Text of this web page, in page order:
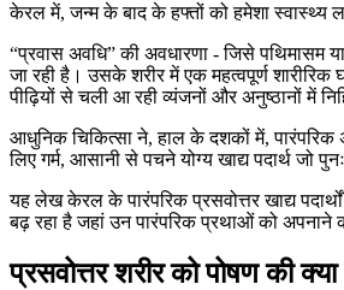
केरल में, जन्म के बाद के हफ्तों को हमेशा स्वास्थ्य
“प्रवास अवधि” की अवधारणा - जिसे पथिमासम
जा रही है। उसके शरीर में एक महत्वपूर्ण
पीढ़ियों से चली आ रही व्यंजनों और अनुष्ठानों में
आधुनिक चिकित्सा ने, हाल के दशकों में, पारंपरिक
लिए गर्म, आसानी से पचने योग्य खाद्य पदार्थ जो
यह लेख केरल के पारंपरिक प्रसवोत्तर खाद्य
बढ़ रहा है जहां उन पारंपरिक प्रथाओं को
प्रसवोत्तर शरीर को पोषण की